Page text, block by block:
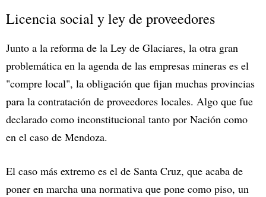
Licencia social y ley de proveedores
Junto a la reforma de la Ley de Glaciares, la otra gran
problemática en la agenda de las empresas mineras es el
"compre local", la obligación que fijan muchas provincias
para la contratación de proveedores locales. Algo que fue
declarado como inconstitucional tanto por Nación como
en el caso de Mendoza.
El caso más extremo es el de Santa Cruz, que acaba de
poner en marcha una normativa que pone como piso, un